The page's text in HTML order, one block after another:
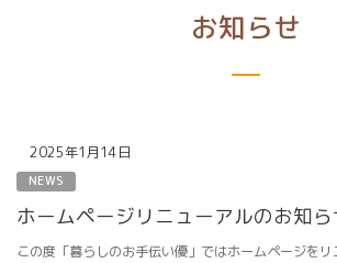
お知らせ
2025年1月14日
NEWS
ホームページリニューアルのお知ら
この度「暮らしのお手伝い優」ではホームページを